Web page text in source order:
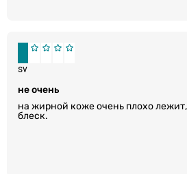
не очень
на жирной коже очень плохо
блеск.
sv